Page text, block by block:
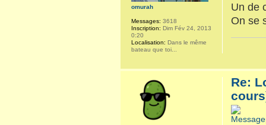
Un de
On se
omurah
Messages: 3618
Inscription: Dim Fév 24, 2013
0:20
Localisation: Dans le même
bateau que toi...
Re: